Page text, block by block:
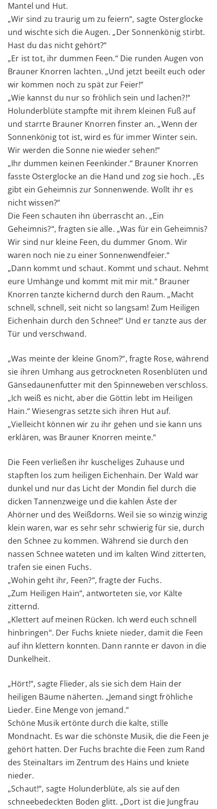
Mantel und Hut.
„Wir sind zu traurig um zu feiern“, sagte Osterglocke
und wischte sich die Augen. „Der Sonnenkönig stirbt.
Hast du das nicht gehört?“
„Er ist tot, ihr dummen Feen.“ Die runden Augen von
Brauner Knorren lachten. „Und jetzt beeilt euch oder
wir kommen noch zu spät zur Feier!“
„Wie kannst du nur so fröhlich sein und lachen?!“
Holunderblüte stampfte mit ihrem kleinen Fuß auf
und starrte Brauner Knorren finster an. „Wenn der
Sonnenkönig tot ist, wird es für immer Winter sein.
Wir werden die Sonne nie wieder sehen!“
„Ihr dummen keinen Feenkinder.“ Brauner Knorren
fasste Osterglocke an die Hand und zog sie hoch. „Es
gibt ein Geheimnis zur Sonnenwende. Wollt ihr es
nicht wissen?“
Die Feen schauten ihn überrascht an. „Ein
Geheimnis?“, fragten sie alle. „Was für ein Geheimnis?
Wir sind nur kleine Feen, du dummer Gnom. Wir
waren noch nie zu einer Sonnenwendfeier.“
„Dann kommt und schaut. Kommt und schaut. Nehmt
eure Umhänge und kommt mit mir mit.“ Brauner
Knorren tanzte kichernd durch den Raum. „Macht
schnell, schnell, seit nicht so langsam! Zum Heiligen
Eichenhain durch den Schnee!“ Und er tanzte aus der
Tür und verschwand.
„Was meinte der kleine Gnom?“, fragte Rose, während
sie ihren Umhang aus getrockneten Rosenblüten und
Gänsedaunenfutter mit den Spinneweben verschloss.
„Ich weiß es nicht, aber die Göttin lebt im Heiligen
Hain.“ Wiesengras setzte sich ihren Hut auf.
„Vielleicht können wir zu ihr gehen und sie kann uns
erklären, was Brauner Knorren meinte.“
Die Feen verließen ihr kuscheliges Zuhause und
stapften los zum heiligen Eichenhain. Der Wald war
dunkel und nur das Licht der Mondin fiel durch die
dicken Tannenzweige und die kahlen Äste der
Ahörner und des Weißdorns. Weil sie so winzig winzig
klein waren, war es sehr sehr schwierig für sie, durch
den Schnee zu kommen. Während sie durch den
nassen Schnee wateten und im kalten Wind zitterten,
trafen sie einen Fuchs.
„Wohin geht ihr, Feen?“, fragte der Fuchs.
„Zum Heiligen Hain“, antworteten sie, vor Kälte
zitternd.
„Klettert auf meinen Rücken. Ich werd euch schnell
hinbringen“. Der Fuchs kniete nieder, damit die Feen
auf ihn klettern konnten. Dann rannte er davon in die
Dunkelheit.
„Hört!“, sagte Flieder, als sie sich dem Hain der
heiligen Bäume näherten. „Jemand singt fröhliche
Lieder. Eine Menge von jemand.“
Schöne Musik ertönte durch die kalte, stille
Mondnacht. Es war die schönste Musik, die die Feen je
gehört hatten. Der Fuchs brachte die Feen zum Rand
des Steinaltars im Zentrum des Hains und kniete
nieder.
„Schaut!“, sagte Holunderblüte, als sie auf den
schneebedeckten Boden glitt. „Dort ist die Jungfrau